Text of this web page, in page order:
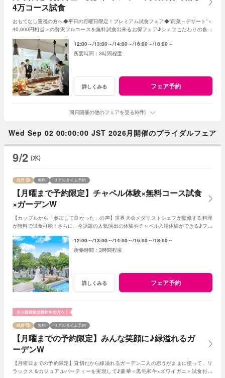
4万コース試食
おもてなし重視の方へ◆平日の月曜日限定！プレミアム試食フェア◆”前菜～デザート”＜
40,000円相当＞の贅沢フルコースを無料試食出来るお得フェア♪シェフこだわりの食材
12:00～ 13:00～ 14:00～ 16:00～ 18:00～
3時間程度
詳しくみる フェア予約
同日開催の他のフェアを見る(6件)
Wed Sep 02 00:00:00 JST 2026月開催のブライダルフェア
9/2 (水)
【月曜まで予約限定】チャペル体験×無料コース試食
×ガーデンW
残席 無料 リアルタイム予約
【カップルから「参加して良かった」の声】世界大会メダリストシェフが監修する料理
が無料で試食可能！さらに、今話題の人気演出の体験やチャペル入場体験ができる♪フェ
12:00～ 13:00～ 14:00～ 16:00～ 18:00～
3時間程度
詳しくみる フェア予約
【月曜までの予約限定】みんな笑顔に♪緑溢れるガ
ーデンW
残席 無料 リアルタイム予約
【月曜日までの予約限定】貸切だから緑溢れるガーデン二人の思うがままに使って、リ
ラックス＆カジュアルパーティーを実現して♪豪華＜黒毛和牛×ズワイガニ＞試食付き